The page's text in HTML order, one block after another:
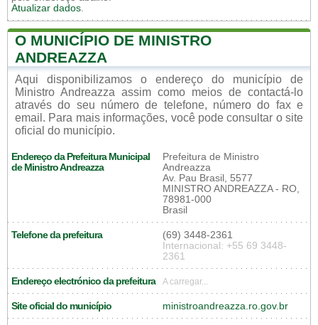
Atualizar dados.
O MUNICÍPIO DE MINISTRO
ANDREAZZA
Aqui disponibilizamos o endereço do município de
Ministro Andreazza assim como meios de contactá-lo
através do seu número de telefone, número do fax e
email. Para mais informações, você pode consultar o site
oficial do município.
Endereço da Prefeitura Municipal
de Ministro Andreazza
Prefeitura de Ministro
Andreazza
Av. Pau Brasil, 5577
MINISTRO ANDREAZZA - RO,
78981-000
Brasil
Telefone da prefeitura
(69) 3448-2361
Internacional: +55 69 3448-
2361
Endereço electrónico da prefeitura A carregar...
Site oficial do município ministroandreazza.ro.gov.br